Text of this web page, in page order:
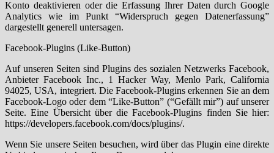
Konto deaktivieren oder die Erfassung Ihrer Daten durch Google
Analytics wie im Punkt “Widerspruch gegen Datenerfassung”
dargestellt generell untersagen.
Facebook-Plugins (Like-Button)
Auf unseren Seiten sind Plugins des sozialen Netzwerks Facebook,
Anbieter Facebook Inc., 1 Hacker Way, Menlo Park, California
94025, USA, integriert. Die Facebook-Plugins erkennen Sie an dem
Facebook-Logo oder dem “Like-Button” (“Gefällt mir”) auf unserer
Seite. Eine Übersicht über die Facebook-Plugins finden Sie hier:
https://developers.facebook.com/docs/plugins/.
Wenn Sie unsere Seiten besuchen, wird über das Plugin eine direkte